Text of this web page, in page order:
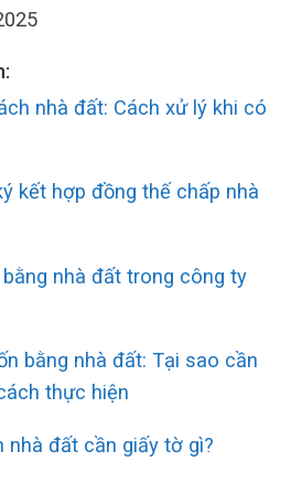
nhà đất: Cách xử lý khi có
kết hợp đồng thế chấp nhà
nhà đất trong công ty
bằng nhà đất: Tại sao cần
thực hiện
nhà đất cần giấy tờ gì?